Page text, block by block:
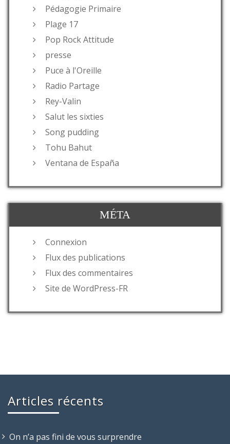
Pédagogie Primaire
Plage 17
Pop Rock Attitude
presse
Puce à l'Oreille
Radio Partage
Rey-Valin
Salut les sixties
Song pudding
Tohu Bahut
Ventana de España
MÉTA
Connexion
Flux des publications
Flux des commentaires
Site de WordPress-FR
Articles récents
On n’a pas fini de vous surprendre